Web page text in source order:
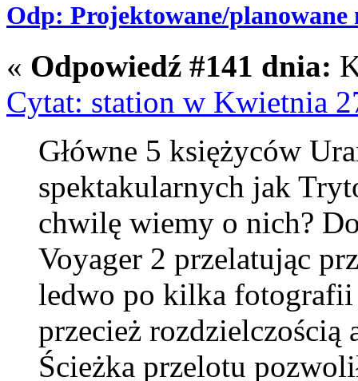
Odp: Projektowane/
« Odpowiedź #141 dnia:
Cytat: station w Kwietnia
Główne 5 księżyców
spektakularnych jak
chwilę wiemy o nich?
Voyager 2 przelatując
ledwo po kilka fotografii
przecież rozdzielczością
Ścieżka przelotu